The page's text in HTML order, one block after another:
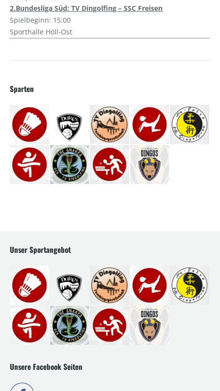
2.Bundesliga Süd: TV Dingolfing – SSC Freisen
Spielbeginn: 15:00
Sporthalle Höll-Ost
Sparten
Unser Sportangebot
Unsere Facebook Seiten